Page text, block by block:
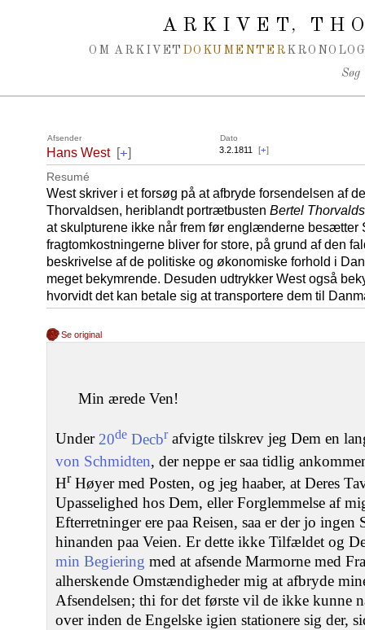
ARKIVET,
OM ARKIVET DOKUMENTER
Søg
Afsender Dato
Hans West [+] 3.2.1811 [+]
Resumé
West skriver i et forsøg på at afbryde forsendelsen af
Thorvaldsen, heriblandt portrætbusten Bertel
at skulpturene ikke når frem før englænderne besætter
fragtomkostningerne bliver for store, på grund af den
beskrivelse af de politiske og økonomiske forhold i
meget bekymrende. Desuden udtrykker West også
hvorvidt det kan betale sig at transportere dem til
Se original
Min ærede Ven!
Under 20de Decbrafvigte tilskrev jeg Dem en
von Schmidten, der neppe er saa tidlig
HrHøyer med Posten, og jeg haaber, at Deres
Upasselighed hos Dem, eller Forglemmelse af
Efterretninger ere paa Reisen, saa er der jo
hinanden paa Veien. Er dette ikke Tilfældet og
min Begiering med at afsende Marmorne med
alherskende Omstændigheder mig at afbryde
Afsendelsen; thi for det første vil de ikke kunne
over inden de Engelske igien stationere sig der,